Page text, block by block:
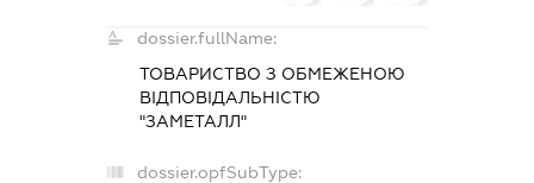
dossier.fullName:
ТОВАРИСТВО З ОБМЕЖЕНОЮ
ВІДПОВІДАЛЬНІСТЮ
"ЗАМЕТАЛЛ"
dossier.opfSubType: